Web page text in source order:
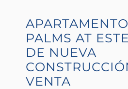
PALMS AT
DE NUEVA
VENTA